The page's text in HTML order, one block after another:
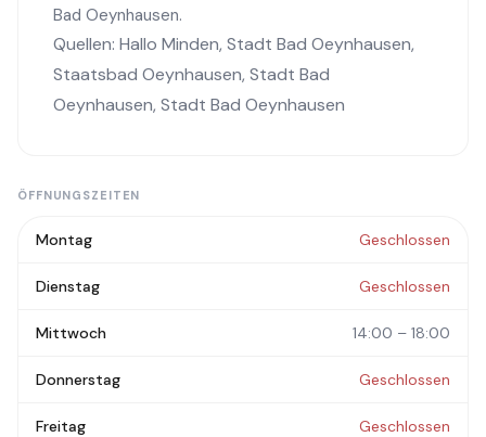
Bad Oeynhausen.
Quellen: Hallo Minden, Stadt Bad Oeynhausen,
Staatsbad Oeynhausen, Stadt Bad
Oeynhausen, Stadt Bad Oeynhausen
ÖFFNUNGSZEITEN
Montag Geschlossen
Dienstag Geschlossen
Mittwoch 14:00 – 18:00
Donnerstag Geschlossen
Freitag Geschlossen